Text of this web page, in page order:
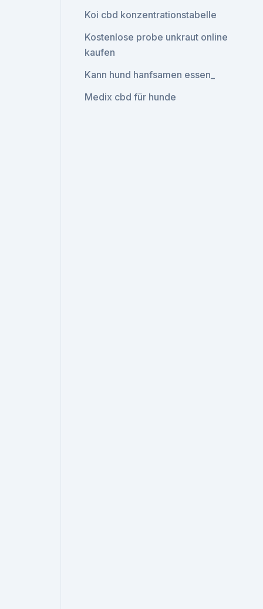
Koi cbd konzentrationstabelle
Kostenlose probe unkraut online
kaufen
Kann hund hanfsamen essen_
Medix cbd für hunde